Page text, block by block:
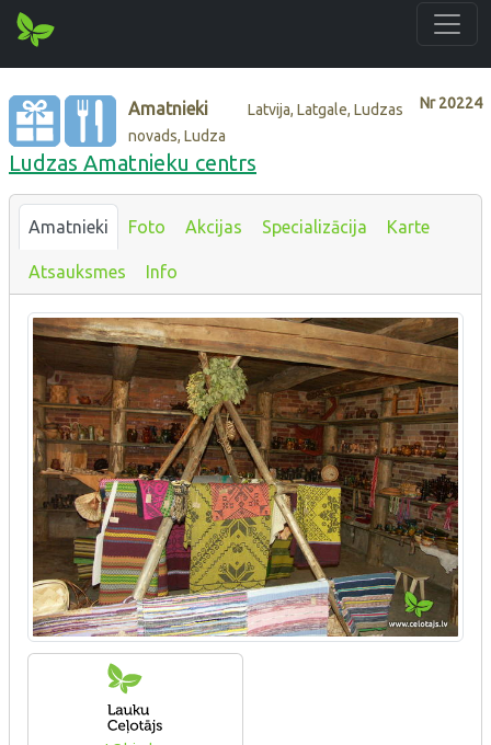
Nr20224
Amatnieki
Latvija, Latgale, Ludzas
novads, Ludza
Ludzas Amatnieku centrs
Amatnieki Foto Akcijas Specializācija Karte
Atsauksmes Info